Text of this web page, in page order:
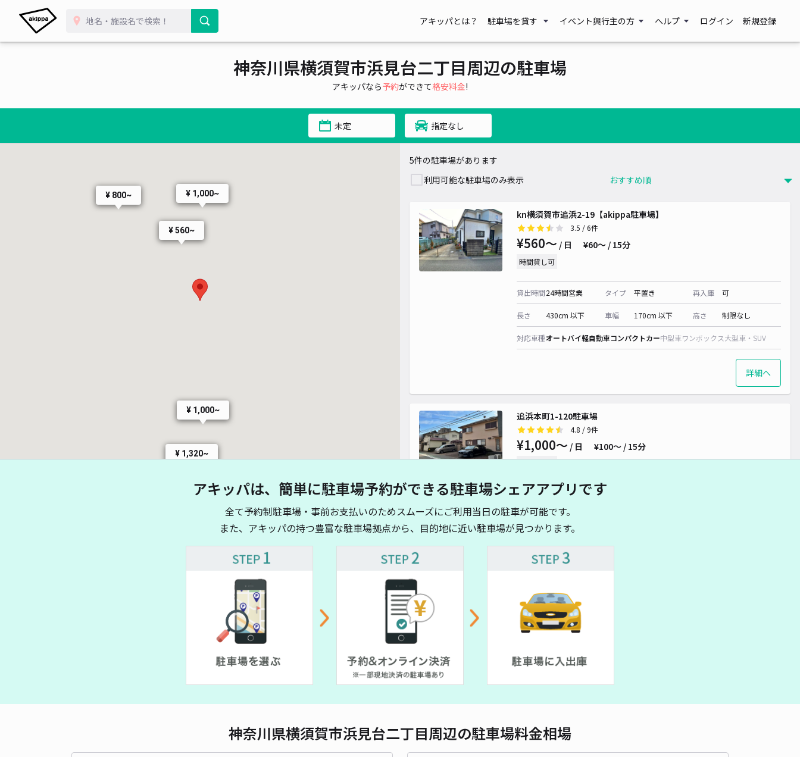
アキッパとは？ 駐車場を貸す イベント興行主の方 ヘルプ ログイン 新規登録
神奈川県横須賀市浜見台二丁目周辺の駐車場
アキッパなら予約ができて格安料金!
未定 指定なし
¥ 560~
¥ 1,000~
¥ 800~
¥ 1,320~
¥ 1,000~
5件の駐車場があります
利用可能な駐車場のみ表示
kn横須賀市追浜2-19【akippa駐車場】
3.5 / 6件
¥560〜 / 日 ¥60〜 / 15分
時間貸し可
貸出時間24時間営業 タイプ 平置き 再入庫 可
長さ 430cm 以下 車幅 170cm 以下 高さ 制限なし
対応車種オートバイ軽自動車コンパクトカー中型車ワンボックス大型車・SUV
詳細へ
追浜本町1-120駐車場
4.8 / 9件
¥1,000〜 / 日 ¥100〜 / 15分
貸出時間 24時間営業
長さ 500cm 以下
六浦東3丁目八景台住宅内駐車場
5/ 1件
時間貸し可
対応車種オートバイ
アキッパは、簡単に駐車場予約ができる駐車場シェアアプリです
全て予約制駐車場・事前お支払いのためスムーズにご利用当日の駐車が可能です。
また、アキッパの持つ豊富な駐車場拠点から、目的地に近い駐車場が見つかります。
神奈川県横須賀市浜見台二丁目周辺の駐車場料金相場